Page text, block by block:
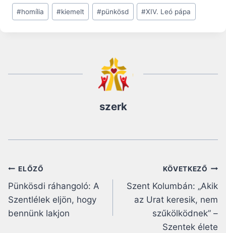
Post
Tags:
#homília #kiemelt #pünkösd #XIV. Leó pápa
szerk
Bejegyzés
navigáció
ELŐZŐ
Pünkösdi ráhangoló: A
Szentlélek eljön, hogy
bennünk lakjon
KÖVETKEZŐ
Szent Kolumbán: „Akik
az Urat keresik, nem
szűkölködnek” –
Szentek élete